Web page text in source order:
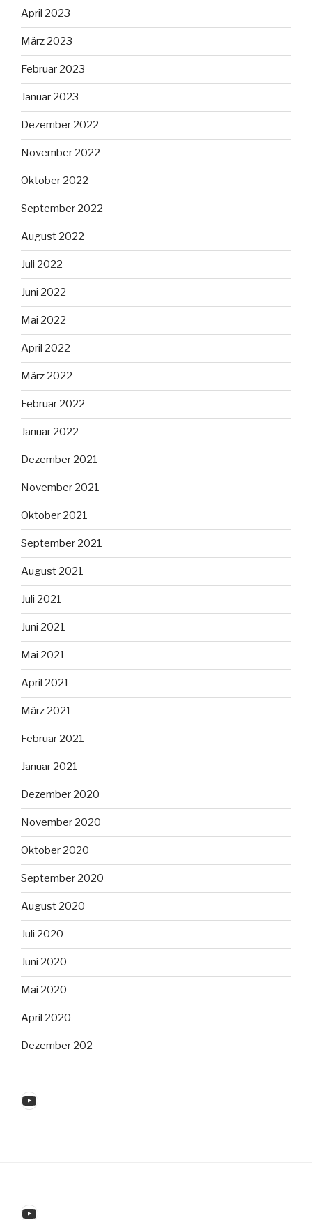
April 2023
März 2023
Februar 2023
Januar 2023
Dezember 2022
November 2022
Oktober 2022
September 2022
August 2022
Juli 2022
Juni 2022
Mai 2022
April 2022
März 2022
Februar 2022
Januar 2022
Dezember 2021
November 2021
Oktober 2021
September 2021
August 2021
Juli 2021
Juni 2021
Mai 2021
April 2021
März 2021
Februar 2021
Januar 2021
Dezember 2020
November 2020
Oktober 2020
September 2020
August 2020
Juli 2020
Juni 2020
Mai 2020
April 2020
Dezember 202
YouTube
YouTube